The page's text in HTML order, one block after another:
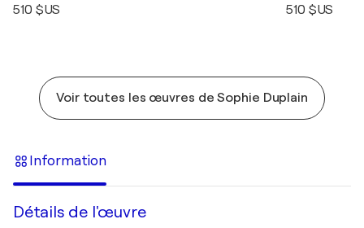
510 $US 510 $US
Voir toutes les œuvres de Sophie Duplain
Information
Détails de l'œuvre